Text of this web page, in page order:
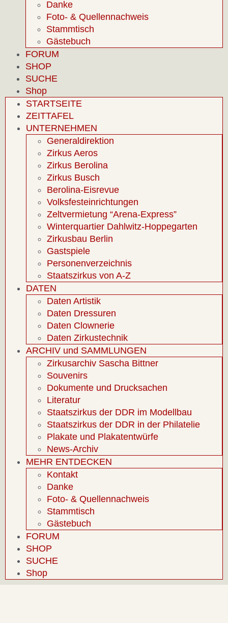
Danke
Foto- & Quellennachweis
Stammtisch
Gästebuch
FORUM
SHOP
SUCHE
Shop
STARTSEITE
ZEITTAFEL
UNTERNEHMEN
Generaldirektion
Zirkus Aeros
Zirkus Berolina
Zirkus Busch
Berolina-Eisrevue
Volksfesteinrichtungen
Zeltvermietung “Arena-Express”
Winterquartier Dahlwitz-Hoppegarten
Zirkusbau Berlin
Gastspiele
Personenverzeichnis
Staatszirkus von A-Z
DATEN
Daten Artistik
Daten Dressuren
Daten Clownerie
Daten Zirkustechnik
ARCHIV und SAMMLUNGEN
Zirkusarchiv Sascha Bittner
Souvenirs
Dokumente und Drucksachen
Literatur
Staatszirkus der DDR im Modellbau
Staatszirkus der DDR in der Philatelie
Plakate und Plakatentwürfe
News-Archiv
MEHR ENTDECKEN
Kontakt
Danke
Foto- & Quellennachweis
Stammtisch
Gästebuch
FORUM
SHOP
SUCHE
Shop